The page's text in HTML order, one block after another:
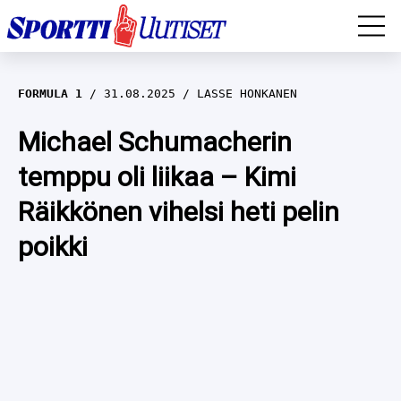
EM-YLEISURHEILU
JÄÄKIEKKO
YLEISURHEILU
WILMA HELTELÄ
TALVILAJIT
FORMULA 1 31.08.2025 LASSE HONKANEN
Michael Schumacherin
temppu oli liikaa – Kimi
Räikkönen vihelsi heti pelin
poikki